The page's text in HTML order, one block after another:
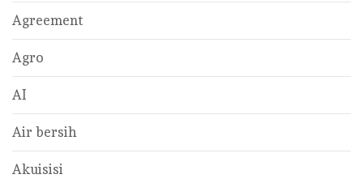
Agreement
Agro
AI
Air bersih
Akuisisi